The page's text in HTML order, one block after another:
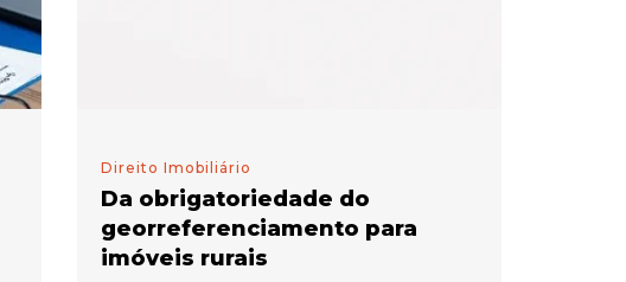
Direito Imobiliário
Da obrigatoriedade do
georreferenciamento para
imóveis rurais